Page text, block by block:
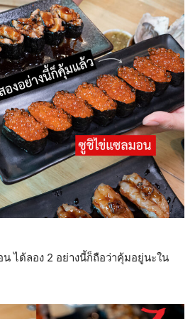
ได้ลอง 2 อย่างนี้ก็ถือว่าคุ้มอยู่นะใน